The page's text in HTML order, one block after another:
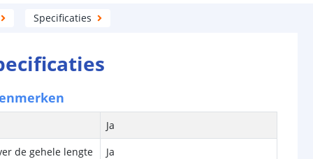
Specificaties
Ja
de gehele lengte
Ja